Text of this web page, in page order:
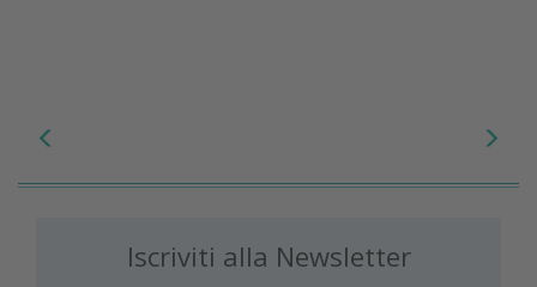
Iscriviti alla Newsletter